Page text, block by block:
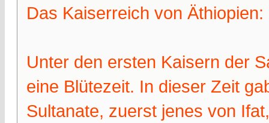
Das Kaiserreich von Äthiopien:
Unter den ersten Kaisern der
eine Blütezeit. In dieser Zeit
Sultanate, zuerst jenes von